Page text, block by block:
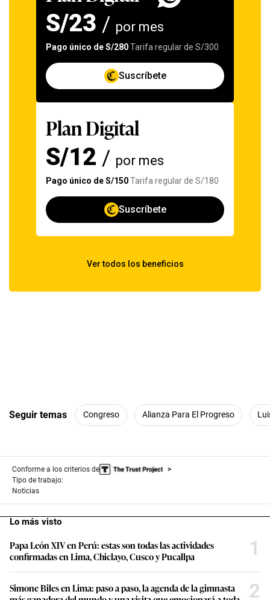
Seguir temas Congreso Alianza Para El Progreso
Conforme a los criterios de
Tipo de trabajo:
Noticias
Lo más visto
Papa León XIV en Perú: estas son todas las actividades
confirmadas en Lima, Chiclayo, Cusco y Pucallpa
1
Simone Biles en Lima: paso a paso, la agenda de la gimnasta
2